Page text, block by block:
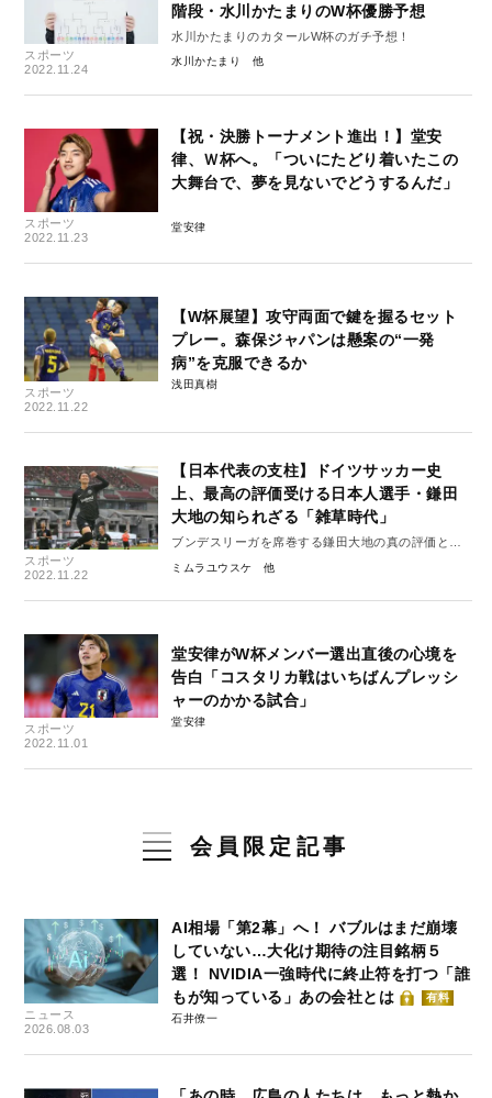
スポーツ
2022.11.24
階段・水川かたまりのW杯優勝予想
水川かたまりのカタールW杯のガチ予想！
水川かたまり
スポーツ
2022.11.23
【祝・決勝トーナメント進出！】堂安
律、Ｗ杯へ。「ついにたどり着いたこの
大舞台で、夢を見ないでどうするんだ」
堂安律
スポーツ
2022.11.22
【W杯展望】攻守両面で鍵を握るセット
プレー。森保ジャパンは懸案の“一発
病”を克服できるか
浅田真樹
スポーツ
2022.11.22
【日本代表の支柱】ドイツサッカー史
上、最高の評価受ける日本人選手・鎌田
大地の知られざる「雑草時代」
ブンデスリーガを席巻する鎌田大地の真の評価と経
ミムラユウスケ
スポーツ
2022.11.01
堂安律がW杯メンバー選出直後の心境を
告白「コスタリカ戦はいちばんプレッシ
ャーのかかる試合」
堂安律
会員限定記事
ニュース
2026.08.03
AI相場「第2幕」へ！ バブルはまだ崩壊
していない…大化け期待の注目銘柄５
選！ NVIDIA一強時代に終止符を打つ「誰
もが知っている」あの会社とは
有料
石井僚一